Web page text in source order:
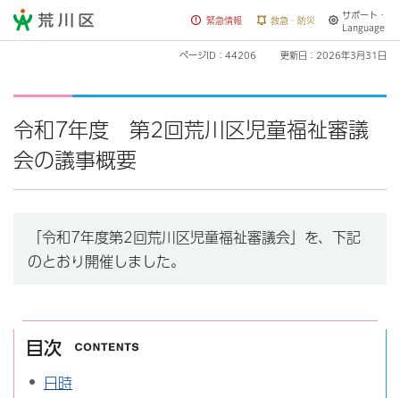
荒川区 緊急情報 救急・防災
サポート・
Language
ページID：44206 更新日：2026年3月31日
令和7年度 第2回荒川区児童福祉審議
会の議事概要
「令和7年度第2回荒川区児童福祉審議会」を、下記
のとおり開催しました。
目次
日時